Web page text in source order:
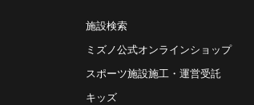
施設検索
ミズノ公式オンラインショップ
スポーツ施設施工・運営受託
キッズ